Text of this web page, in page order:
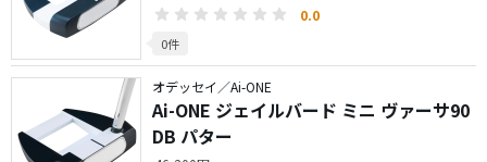
0.0
0件
オデッセイ／Ai-ONE
Ai-ONE ジェイルバード ミニ ヴァーサ90
DB パター